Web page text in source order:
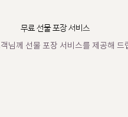
무료 선물 포장 서비스
님께 선물 포장 서비스를 제공해 드